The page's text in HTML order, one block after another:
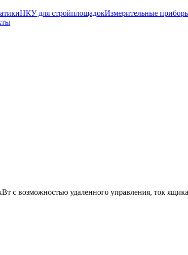
НКУ для стройплощадокИзмерительные
с возможностью удаленного управления, ток